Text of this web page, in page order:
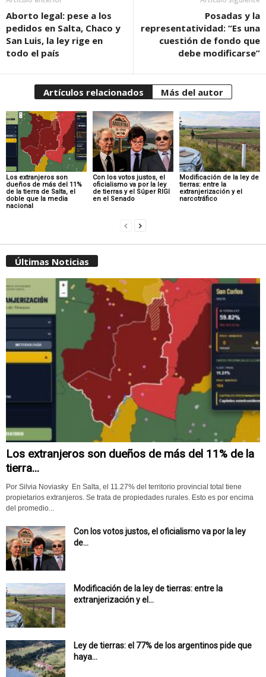
Aborto legal: pese a los
pedidos en Salta, Chaco y
San Luis, la ley rige en
todo el país
Posadas y la
representatividad: “Es una
cuestión de fondo que
debe modificarse”
Artículos relacionados Más del autor
Los extranjeros son
dueños de más del 11%
de la tierra de Salta, el
doble que la media
nacional
Con los votos justos, el
oficialismo va por la ley
de tierras y el Súper RIGI
en el Senado
Modificación de la ley de
tierras: entre la
extranjerización y el
narcotráfico
Últimas Noticias
Los extranjeros son dueños de más del 11% de la
tierra...
Por Silvia Noviasky En Salta, el 11.27% del territorio provincial total tiene
propietarios extranjeros. Se trata de propiedades rurales. Esto es por encima
del promedio...
Con los votos justos, el oficialismo va por la ley
de...
Modificación de la ley de tierras: entre la
extranjerización y el...
Ley de tierras: el 77% de los argentinos pide que
haya...